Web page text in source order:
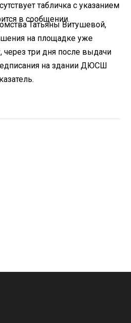
табличка с указанием
в сообщении.
Татьяны Витушевой,
на площадке уже
через три дня после выдачи
на здании ДЮСШ